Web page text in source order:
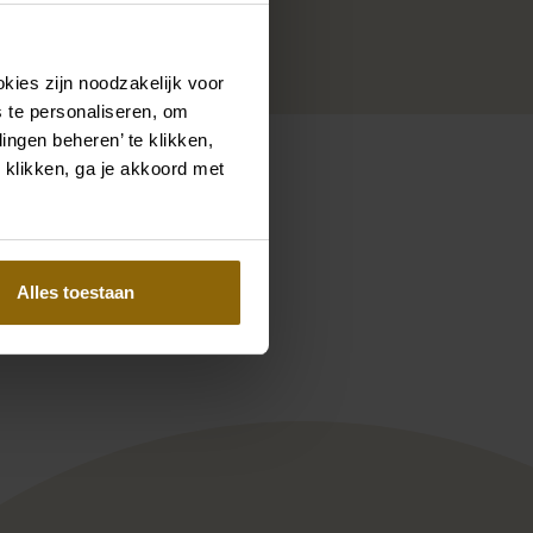
zijn noodzakelijk voor
personaliseren, om
beheren’ te klikken,
klikken, ga je akkoord met
Alles toestaan
| Blume | Satin
Pinterest
Poirier CB-75064 Brosche |